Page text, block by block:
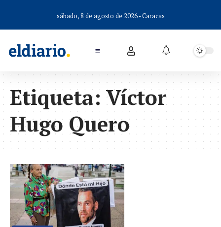
sábado, 8 de agosto de 2026 - Caracas
Etiqueta: Víctor
Hugo Quero